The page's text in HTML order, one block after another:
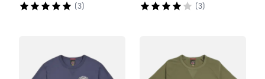
(3) (3)